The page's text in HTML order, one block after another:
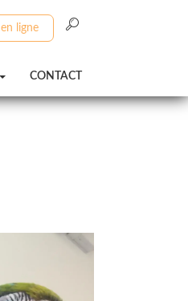
ligne
CONTACT